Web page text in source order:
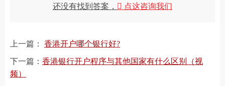
还没有找到答案， 点这咨询我们
上一篇： 香港开户哪个银行好?
下一篇： 香港银行开户程序与其他国家有什么区别（视
频）